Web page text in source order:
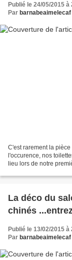
Publié le 24/05/2015 à
Par barnabeaimelecaf
C'est rarement la
l'occurence, nos
lieu lors de notre
La déco du
chinés
Publié le 13/02/2015 à
Par barnabeaimelecaf